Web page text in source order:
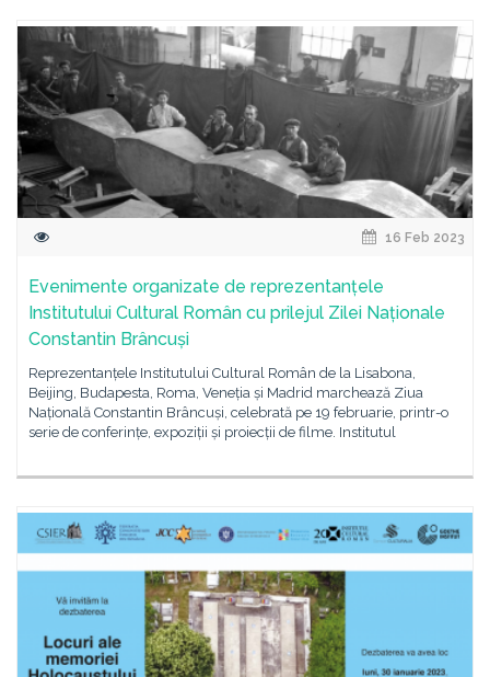
16 Feb 2023
Evenimente organizate de reprezentanțele
Institutului Cultural Român cu prilejul Zilei Naționale
Constantin Brâncuși
Reprezentanțele Institutului Cultural Român de la Lisabona,
Beijing, Budapesta, Roma, Veneția și Madrid marchează Ziua
Națională Constantin Brâncuși, celebrată pe 19 februarie, printr-o
serie de conferințe, expoziții și proiecții de filme. Institutul